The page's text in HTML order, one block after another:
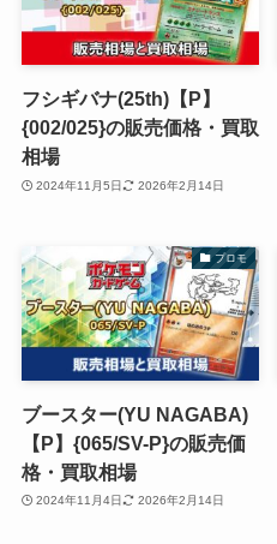
フシギバナ(25th)【P】
{002/025}の販売価格・買取
相場
2024年11月5日 2026年2月14日
プロモ
ブースター(YU NAGABA)
【P】{065/SV-P}の販売価
格・買取相場
2024年11月4日 2026年2月14日